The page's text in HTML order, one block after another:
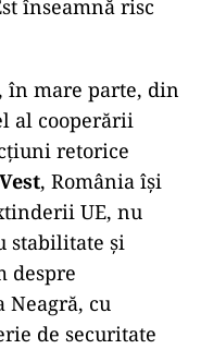
înseamnă risc
în mare parte, din
al cooperării
retorice
, România își
UE, nu
stabilitate și
despre
Neagră, cu
de securitate